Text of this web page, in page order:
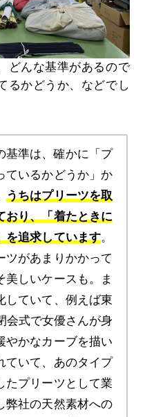
どんな基準があるので
るかどうか、などでし
基準は、確かに「プ
ているかどうか」か
うちはプリーツを取
おり、「着たときに
を追求しています。
ツがあまりかかって
美しいケースも。ま
していて、例えば東
会式で女優さんが身
やかなカーブを描い
ていて、あのタイプ
たプリーツとして業
弊社の天然素材への